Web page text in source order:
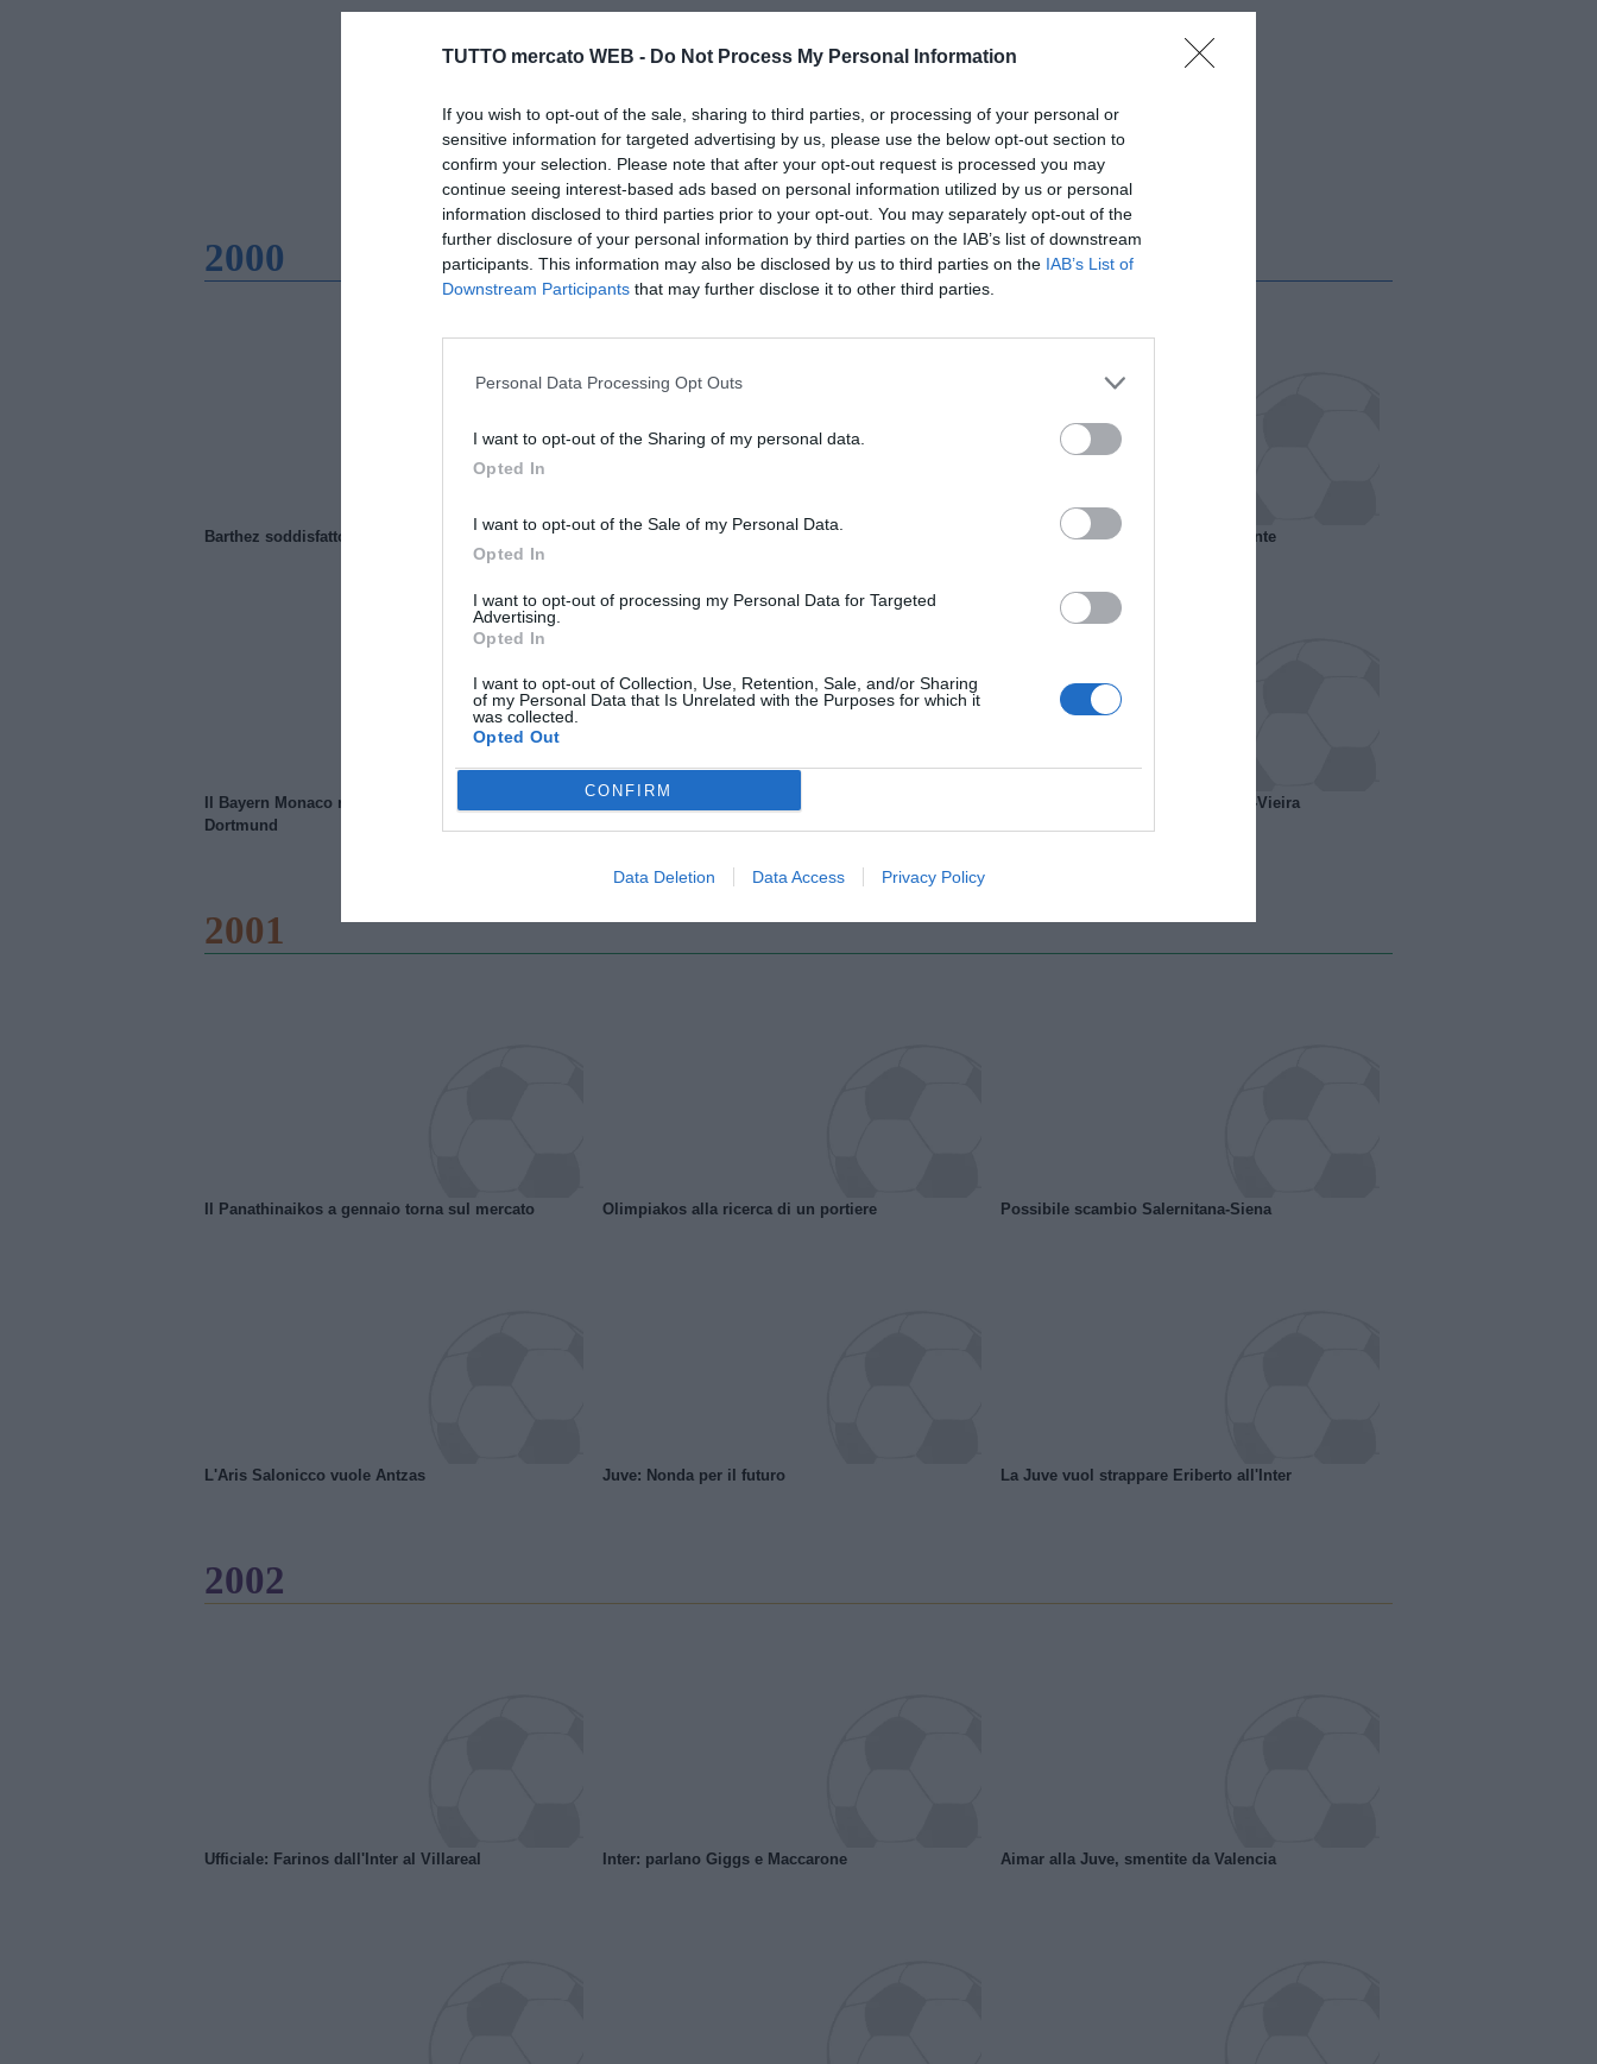
TUTTO mercato WEB - Do Not Process My Personal Information
If you wish to opt-out of the sale, sharing to third parties, or processing of your personal or
sensitive information for targeted advertising by us, please use the below opt-out section to
confirm your selection. Please note that after your opt-out request is processed you may
continue seeing interest-based ads based on personal information utilized by us or personal
information disclosed to third parties prior to your opt-out. You may separately opt-out of the
further disclosure of your personal information by third parties on the IAB’s list of downstream
participants. This information may also be disclosed by us to third parties on the IAB’s List of
Downstream Participants that may further disclose it to other third parties.
Personal Data Processing Opt Outs
I want to opt-out of the Sharing of my personal data.
Opted In
I want to opt-out of the Sale of my Personal Data.
Opted In
I want to opt-out of processing my Personal Data for Targeted
Advertising.
Opted In
I want to opt-out of Collection, Use, Retention, Sale, and/or Sharing
of my Personal Data that Is Unrelated with the Purposes for which it
was collected.
Opted Out
CONFIRM
Data Deletion Data Access Privacy Policy
2000
Barthez soddisfatto del Manchester United Il Rayo Vallecano spinge per Zamorano Francia, il Marsiglia senza presidente
Il Bayern Monaco ridimensiona il Borussia
Dortmund
A gennaio ipotesi scambio Davids-Vieira
2001
Il Panathinaikos a gennaio torna sul mercato Olimpiakos alla ricerca di un portiere Possibile scambio Salernitana-Siena
L'Aris Salonicco vuole Antzas Juve: Nonda per il futuro La Juve vuol strappare Eriberto all'Inter
2002
Ufficiale: Farinos dall'Inter al Villareal Inter: parlano Giggs e Maccarone Aimar alla Juve, smentite da Valencia